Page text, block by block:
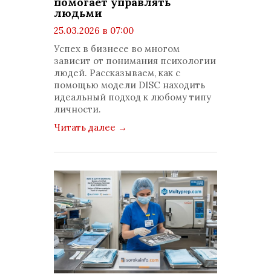
людьми
25.03.2026 в 07:00
просмотров: 677
комментариев: 0
Успех в бизнесе во многом
зависит от понимания психологии
людей. Рассказываем, как с
помощью модели DISC находить
идеальный подход к любому типу
личности.
Читать далее →